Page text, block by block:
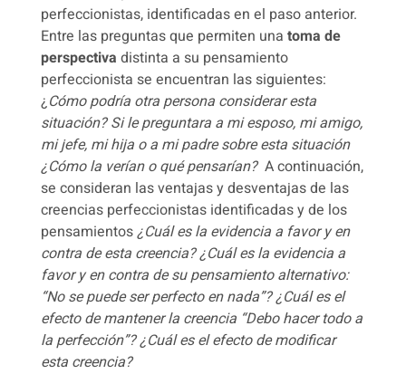
perfeccionistas, identificadas en el paso anterior.
Entre las preguntas que permiten una toma de
perspectiva distinta a su pensamiento
perfeccionista se encuentran las siguientes:
¿Cómo podría otra persona considerar esta
situación? Si le preguntara a mi esposo, mi amigo,
mi jefe, mi hija o a mi padre sobre esta situación
¿Cómo la verían o qué pensarían?A continuación,
se consideran las ventajas y desventajas de las
creencias perfeccionistas identificadas y de los
pensamientos¿Cuál es la evidencia a favor y en
contra de esta creencia? ¿Cuál es la evidencia a
favor y en contra de su pensamiento alternativo:
“No se puede ser perfecto en nada”? ¿Cuál es el
efecto de mantener la creencia “Debo hacer todo a
la perfección”? ¿Cuál es el efecto de modificar
esta creencia?